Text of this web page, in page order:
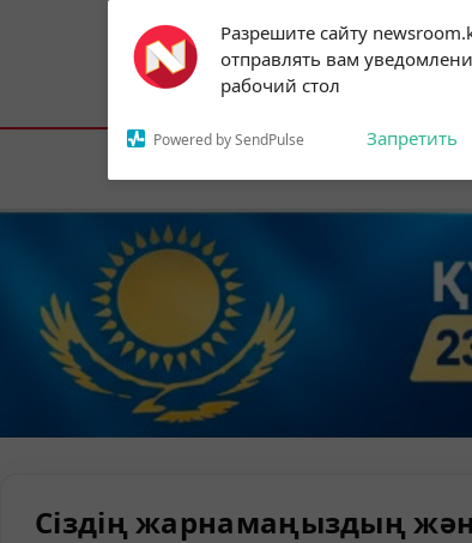
Разрешите сайту
отправлять вам
рабочий стол
Powered by SendPulse Запретить
Subscribe to our
notifications!
To enable permission prompts, click on
the notification icon
Астана:21°C Алматы:27°C
Сіздің жарнамаңыздың